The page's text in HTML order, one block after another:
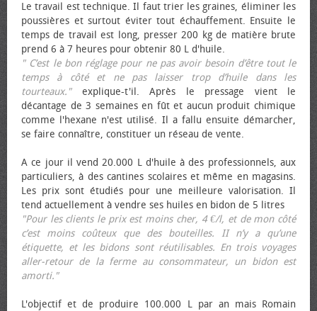
Le travail est technique. Il faut trier les graines, éliminer les
poussières et surtout éviter tout échauffement. Ensuite le
temps de travail est long, presser 200 kg de matière brute
prend 6 à 7 heures pour obtenir 80 L d'huile.
" C’est le bon réglage pour ne pas avoir besoin d’être tout le
temps à côté et ne pas laisser trop d’huile dans les
tourteaux."explique-t'il. Après le pressage vient le
décantage de 3 semaines en fût et aucun produit chimique
comme l'hexane n'est utilisé. Il a fallu ensuite démarcher,
se faire connaître, constituer un réseau de vente.
A ce jour il vend 20.000 L d'huile à des professionnels, aux
particuliers, à des cantines scolaires et même en magasins.
Les prix sont étudiés pour une meilleure valorisation. Il
tend actuellement à vendre ses huiles en bidon de 5 litres
"Pour les clients le prix est moins cher, 4 €/l, et de mon côté
c’est moins coûteux que des bouteilles. II n’y a qu’une
étiquette, et les bidons sont réutilisables. En trois voyages
aller-retour de la ferme au consommateur, un bidon est
amorti."
L'objectif et de produire 100.000 L par an mais Romain